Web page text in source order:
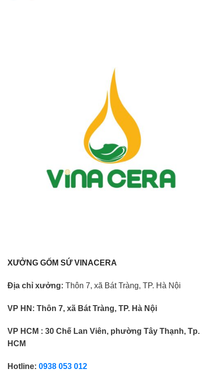
XƯỞNG GỐM SỨ VINACERA
Địa chỉ xưởng: Thôn 7, xã Bát Tràng, TP. Hà Nội
VP HN: Thôn 7, xã Bát Tràng, TP. Hà Nội
VP HCM : 30 Chế Lan Viên, phường Tây Thạnh, Tp.
HCM
Hotline: 0938 053 012